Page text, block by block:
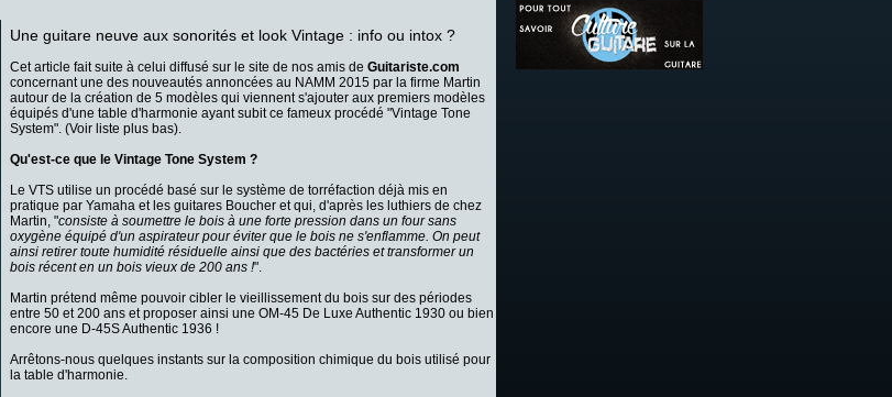
Une guitare neuve aux sonorités et look Vintage : info ou intox ?
Cet article fait suite à celui diffusé sur le site de nos amis de Guitariste.com
concernant une des nouveautés annoncées au NAMM 2015 par la firme Martin
autour de la création de 5 modèles qui viennent s'ajouter aux premiers modèles
équipés d'une table d'harmonie ayant subit ce fameux procédé "Vintage Tone
System". (Voir liste plus bas).
Qu'est-ce que le Vintage Tone System ?
Le VTS utilise un procédé basé sur le système de torréfaction déjà mis en
pratique par Yamaha et les guitares Boucher et qui, d'après les luthiers de chez
Martin, "consiste à soumettre le bois à une forte pression dans un four sans
oxygène équipé d'un aspirateur pour éviter que le bois ne s'enflamme. On peut
ainsi retirer toute humidité résiduelle ainsi que des bactéries et transformer un
bois récent en un bois vieux de 200 ans !".
Martin prétend même pouvoir cibler le vieillissement du bois sur des périodes
entre 50 et 200 ans et proposer ainsi une OM-45 De Luxe Authentic 1930 ou bien
encore une D-45S Authentic 1936 !
Arrêtons-nous quelques instants sur la composition chimique du bois utilisé pour
la table d'harmonie.